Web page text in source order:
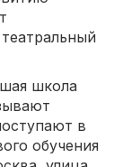
школа
в
обучения